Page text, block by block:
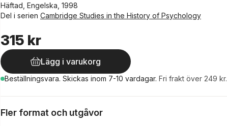
Häftad, Engelska, 1998
Del i serien Cambridge Studies in the History of Psychology
315 kr
Lägg i varukorg
Beställningsvara. Skickas inom 7-10 vardagar. Fri frakt över 249 kr.
Fler format och utgåvor